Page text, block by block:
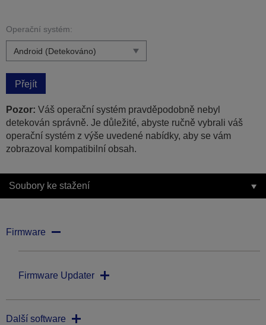
Operační systém:
Přejít
Pozor: Váš operační systém pravděpodobně nebyl
detekován správně. Je důležité, abyste ručně vybrali váš
operační systém z výše uvedené nabídky, aby se vám
zobrazoval kompatibilní obsah.
Soubory ke stažení
Firmware
Firmware Updater
Další software